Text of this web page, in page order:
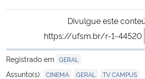
Divulgue este
https://ufsm.br/r-1-44520
Registrado em GERAL
Assunto(s): CINEMA GERAL TV CAMPUS